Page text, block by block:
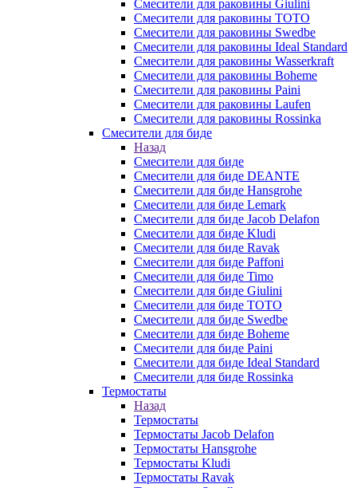
Смесители для раковины Giulini
Смесители для раковины TOTO
Смесители для раковины Swedbe
Смесители для раковины Ideal Standard
Смесители для раковины Wasserkraft
Смесители для раковины Boheme
Смесители для раковины Paini
Смесители для раковины Laufen
Смесители для раковины Rossinka
Смесители для биде
Назад
Смесители для биде
Смесители для биде DEANTE
Смесители для биде Hansgrohe
Смесители для биде Lemark
Смесители для биде Jacob Delafon
Смесители для биде Kludi
Смесители для биде Ravak
Смесители для биде Paffoni
Смесители для биде Timo
Смесители для биде Giulini
Смесители для биде TOTO
Смесители для биде Swedbe
Смесители для биде Boheme
Смесители для биде Paini
Смесители для биде Ideal Standard
Смесители для биде Rossinka
Термостаты
Назад
Термостаты
Термостаты Jacob Delafon
Термостаты Hansgrohe
Термостаты Kludi
Термостаты Ravak